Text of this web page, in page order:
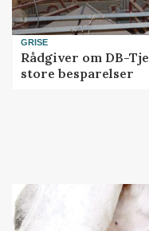
GRISE
Rådgiver om DB-
store besparelser